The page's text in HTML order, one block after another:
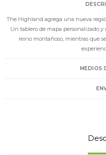
The Highland agrega una nueva
Un tablero de mapa personalizado y
reino montañoso, mientras que
MEDIOS